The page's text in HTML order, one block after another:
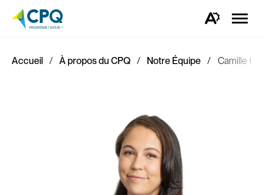
Ouvrez
d'accessibilité.
la
Accueil À propos du CPQ Notre Équipe Camille